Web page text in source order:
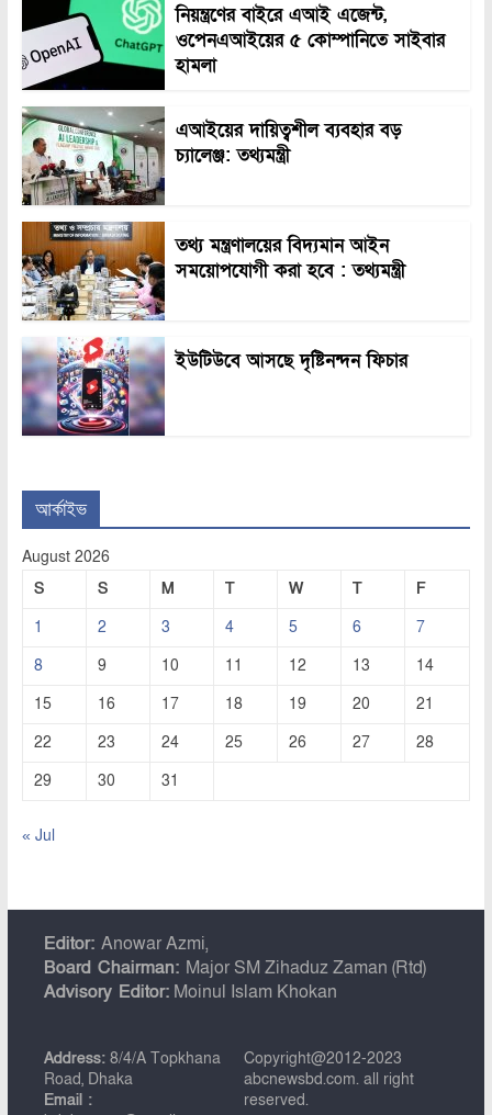
নিয়ন্ত্রণের বাইরে এআই এজেন্ট,
ওপেনএআইয়ের ৫ কোম্পানিতে সাইবার
হামলা
এআইয়ের দায়িত্বশীল ব্যবহার বড়
চ্যালেঞ্জ: তথ্যমন্ত্রী
তথ্য মন্ত্রণালয়ের বিদ্যমান আইন
সময়োপযোগী করা হবে : তথ্যমন্ত্রী
ইউটিউবে আসছে দৃষ্টিনন্দন ফিচার
আর্কাইভ
August 2026
S
S M T W T
F
1
2 3 4 5 6
7
8
9 10 11 12 13
14
15
16 17 18 19 20
21
22
23 24 25 26 27
28
29
30 31
« Jul
Editor: Anowar Azmi,
Board Chairman: Major SM Zihaduz Zaman (Rtd)
Advisory Editor:Moinul Islam Khokan
Address:8/4/A Topkhana
Road, Dhaka
Email :
Copyright@2012-2023
abcnewsbd.com. all right
reserved.